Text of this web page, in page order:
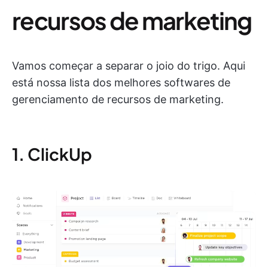
recursos de marketing
Vamos começar a separar o joio do trigo. Aqui
está nossa lista dos melhores softwares de
gerenciamento de recursos de marketing.
1. ClickUp